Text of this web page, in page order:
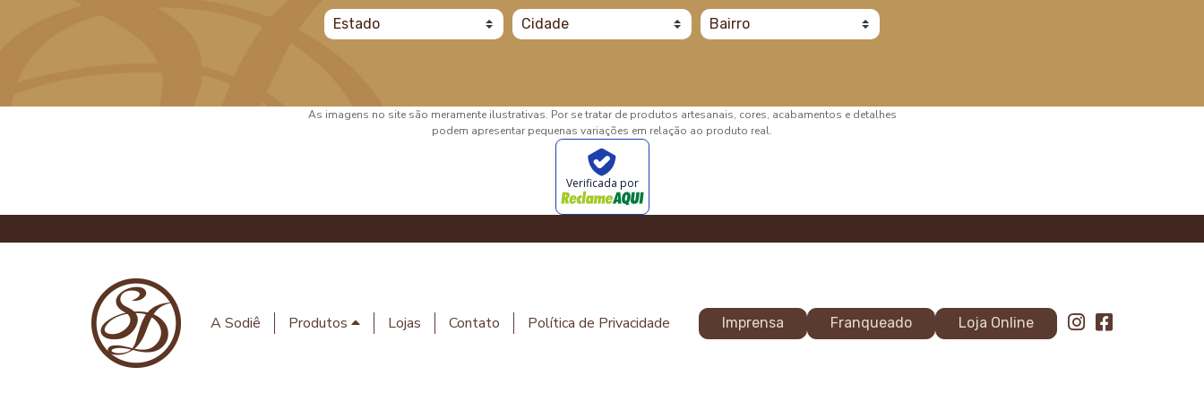
As imagens no site são meramente ilustrativas. Por se tratar de produtos artesanais, cores, acabamentos e detalhes
podem apresentar pequenas variações em relação ao produto real.
Verificada por
A Sodiê Produtos Lojas Contato Política de Privacidade Imprensa Franqueado Loja Online